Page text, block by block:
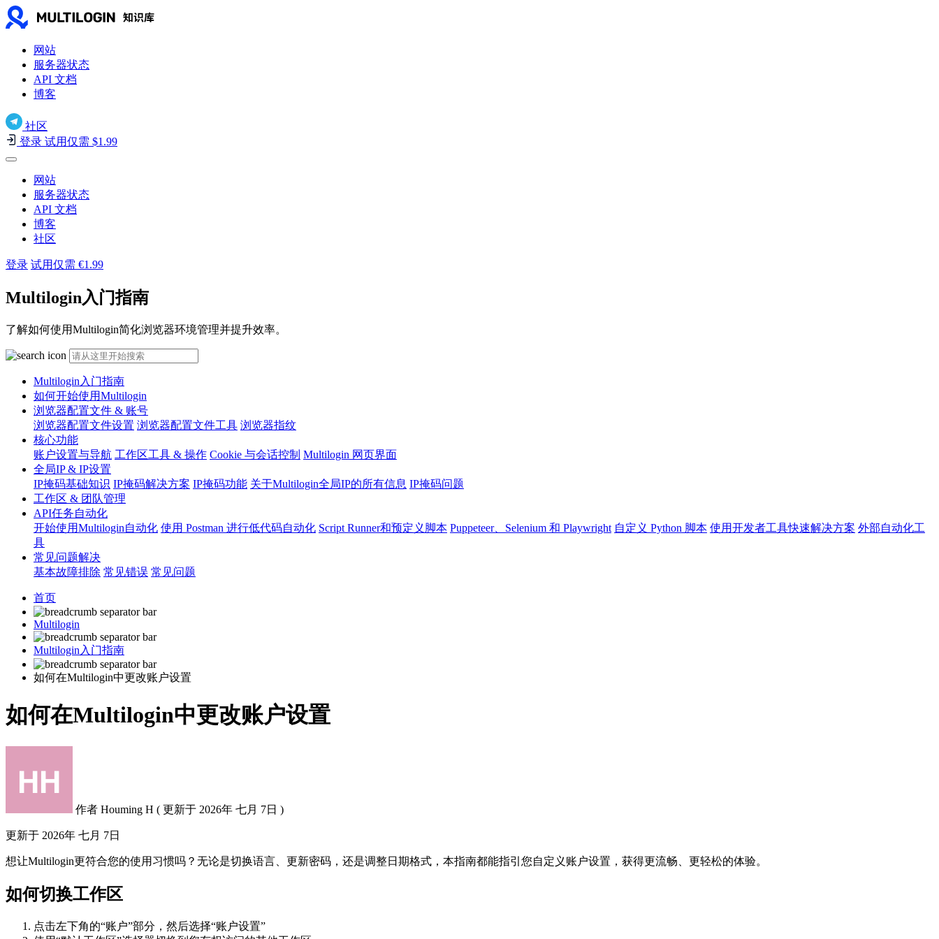
网站
服务器状态
API 文档
博客
社区
登录 试用仅需 $1.99
网站
服务器状态
API 文档
博客
社区
登录 试用仅需 €1.99
Multilogin入门指南
了解如何使用Multilogin简化浏览器环境管理并提升效率。
Multilogin入门指南
如何开始使用Multilogin
浏览器配置文件 & 账号
浏览器配置文件设置 浏览器配置文件工具 浏览器指纹
核心功能
账户设置与导航 工作区工具 & 操作 Cookie 与会话控制 Multilogin 网页界面
全局IP & IP设置
IP掩码基础知识 IP掩码解决方案 IP掩码功能 关于Multilogin全局IP的所有信息 IP掩码问题
工作区 & 团队管理
API任务自动化
开始使用Multilogin自动化 使用 Postman 进行低代码自动化 Script Runner和预定义脚本 Puppeteer、Selenium 和 Playwright 自定义 Python 脚本 使用开发者工具快速解决方案 外部自动化工
具
常见问题解决
基本故障排除 常见错误 常见问题
首页
Multilogin
Multilogin入门指南
如何在Multilogin中更改账户设置
如何在Multilogin中更改账户设置
作者 Houming H ( 更新于 2026年 七月 7日 )
更新于 2026年 七月 7日
想让Multilogin更符合您的使用习惯吗？无论是切换语言、更新密码，还是调整日期格式，本指南都能指引您自定义账户设置，获得更流畅、更轻松的体验。
如何切换工作区
点击左下角的“账户”部分，然后选择“账户设置”